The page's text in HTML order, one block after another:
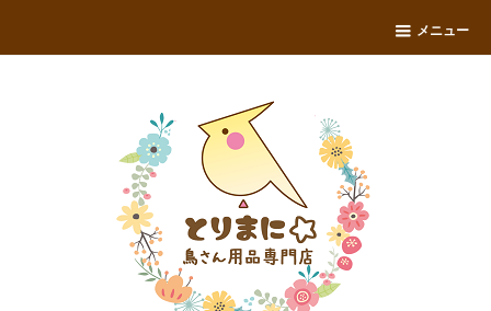
メニュー